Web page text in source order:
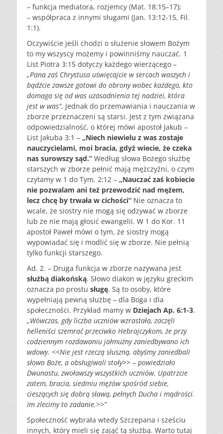
– funkcja mediatora, rozjemcy (Mat. 18:15–17);
– współpraca z innymi sługami (Jan. 13:12-15, Fil.
1:1).
Oczywiście jeśli chodzi o służenie słowem Bożym
to my wszyscy możemy i powinniśmy nauczać. 1
List Piotra 3:15 dotyczy każdego wierzącego –
„Pana zaś Chrystusa uświęcajcie w sercach waszych i
bądźcie zawsze gotowi do obrony wobec każdego, kto
domaga się od was uzasadnienia tej nadziei, która
jest w was”. Jednak do przemawiania i nauczania w
zborze przeznaczeni są starsi. Jest z tym związana
odpowiedzialność, o której mówi apostoł Jakub –
List Jakuba 3:1 – „Niech niewielu z was zostaje
nauczycielami, moi bracia, gdyż wiecie, że czeka
nas surowszy sąd.” Według słowa Bożego służbę
starszych w zborze pełnić mają mężczyźni, o czym
czytamy w 1 do Tym. 2:12 – „Nauczać zaś kobiecie
nie pozwalam ani też przewodzić nad mężem,
lecz chcę by trwała w cichości” Nie oznacza to
wcale, że siostry nie mogą się odzywać w zborze
lub że nie mają głosić ewangelii. W 1 do Kor. 11
apostoł Paweł mówi o tym, że siostry mogą
wypowiadać się i modlić się w zborze. Nie pełnią
tylko funkcji starszego.
Ad. 2. – Druga funkcja w zborze nazywana jest
służbą diakońską. Słowo diakon w języku greckim
oznacza po prostu sługę. Są to osoby, które
wypełniają pewną służbę – dla Boga i dla
społeczności. Przykład mamy w Dziejach Ap. 6:1-3.
„Wówczas, gdy liczba uczniów wzrastała, zaczęli
helleniści szemrać przeciwko Hebrajczykom, że przy
codziennym rozdawaniu jałmużny zaniedbywano ich
wdowy. <<Nie jest rzeczą słuszną, abyśmy zaniedbali
słowo Boże, a obsługiwali stoły>> – powiedziało
Dwunastu, zwoławszy wszystkich uczniów. Upatrzcie
zatem, bracia, siedmiu mężów spośród siebie,
cieszących się dobrą sławą, pełnych Ducha i mądrości.
Im zlecimy to zadanie.>>”
Społeczność wybrała wtedy Szczepana i sześciu
innych, który mieli się zająć tą służbą. Warto tutaj